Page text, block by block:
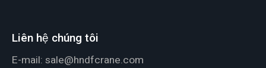
Liên hệ chúng tôi
E-mail: sale@hndfcrane.com